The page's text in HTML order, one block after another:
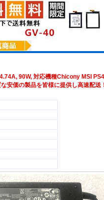
90W, 対応機種Chicony MSI
安価の製品を皆様に提供し高速配送